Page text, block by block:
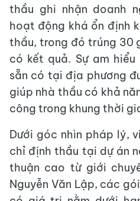
thầu ghi nhận doanh
hoạt động khá ổn định
thầu, trong đó trúng 30
có kết quả. Sự am
sẵn có tại địa phương
giúp nhà thầu có khả
công trong khung thời
Dưới góc nhìn pháp lý,
chỉ định thầu tại dự án
thuận cao từ giới
Nguyễn Văn Lập, các